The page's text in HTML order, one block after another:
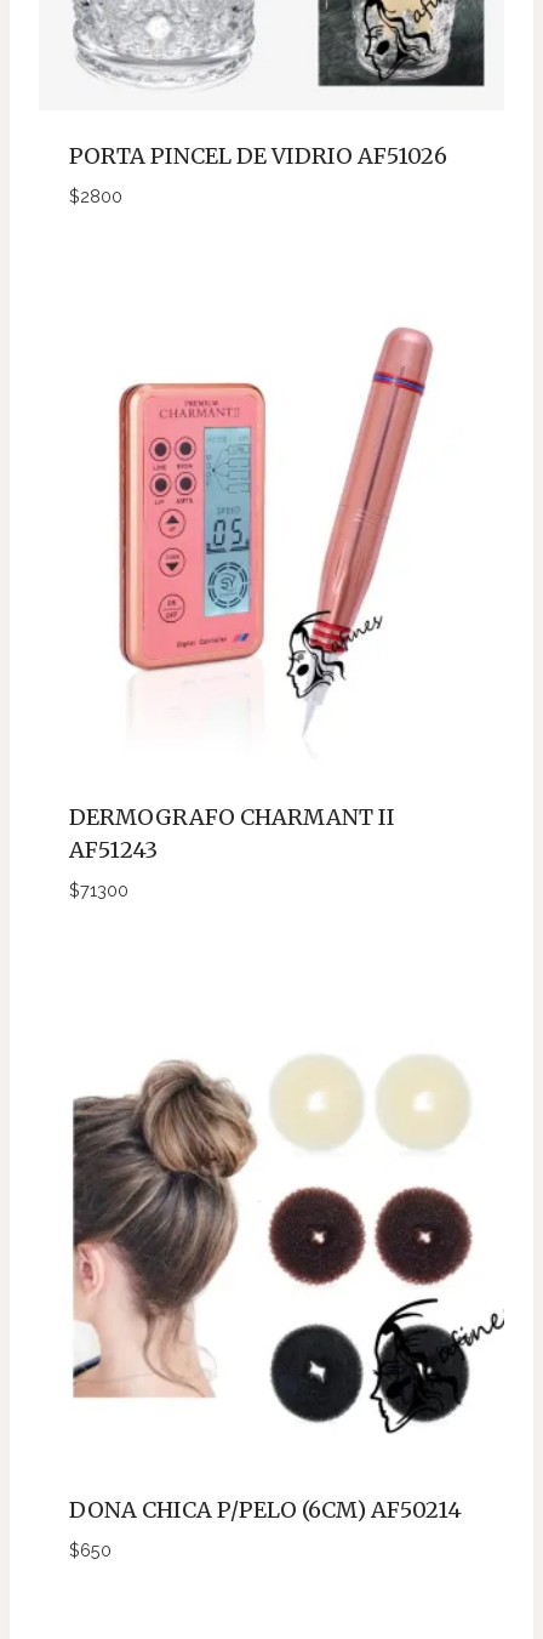
PORTA PINCEL DE VIDRIO AF51026
$2800
DERMOGRAFO CHARMANT II
AF51243
$71300
DONA CHICA P/PELO (6CM) AF50214
$650